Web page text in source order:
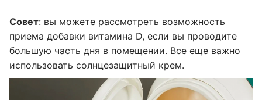
Совет: вы можете рассмотреть возможность
приема добавки витамина D, если вы проводите
большую часть дня в помещении. Все еще важно
использовать солнцезащитный крем.